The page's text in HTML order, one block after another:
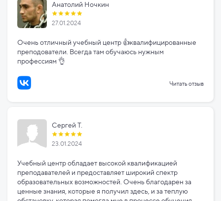
Анатолий Ночкин
27.01.2024
Очень отличный учебный центр 👍квалифицированные
преподователи. Всегда там обучаюсь нужным
профессиям 👌
Читать отзыв
Сергей Т.
23.01.2024
Учебный центр обладает высокой квалификацией
преподавателей и предоставляет широкий спектр
образовательных возможностей. Очень благодарен за
ценные знания, которые я получил здесь, и за теплую